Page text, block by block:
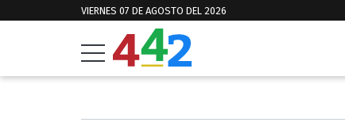
VIERNES 07 DE AGOSTO DEL 2026